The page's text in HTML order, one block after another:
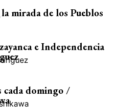
mirada de los Pueblos
e Independencia
cada domingo /